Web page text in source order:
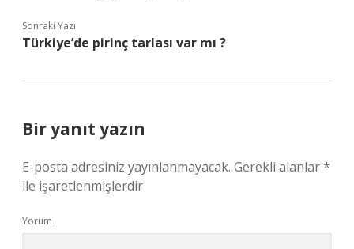
Sonraki Yazı
Türkiye’de pirinç tarlası var mı ?
Bir yanıt yazın
E-posta adresiniz yayınlanmayacak. Gerekli alanlar*
ile işaretlenmişlerdir
Yorum